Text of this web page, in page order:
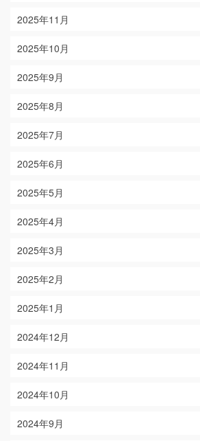
2025年11月
2025年10月
2025年9月
2025年8月
2025年7月
2025年6月
2025年5月
2025年4月
2025年3月
2025年2月
2025年1月
2024年12月
2024年11月
2024年10月
2024年9月